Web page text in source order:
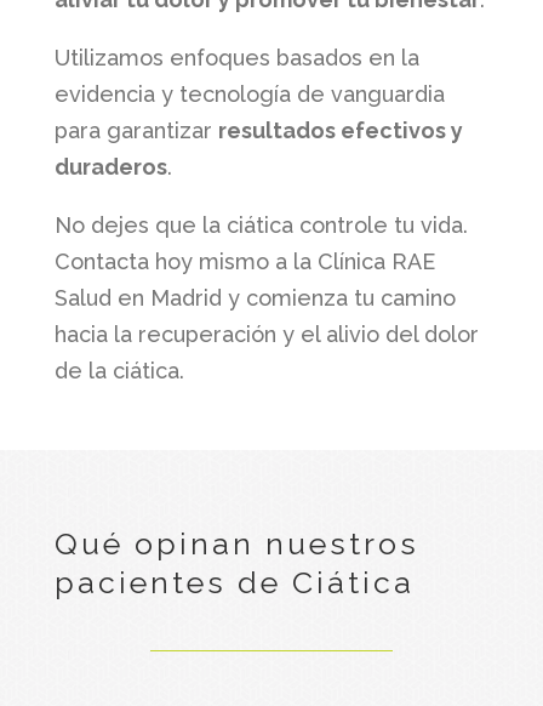
Utilizamos enfoques basados en la
evidencia y tecnología de vanguardia
para garantizar resultados efectivos y
duraderos.
No dejes que la ciática controle tu vida.
Contacta hoy mismo a la Clínica RAE
Salud en Madrid y comienza tu camino
hacia la recuperación y el alivio del dolor
de la ciática.
Qué opinan nuestros
pacientes de Ciática